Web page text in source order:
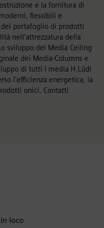
e la fornitura di
flessibili e
portafoglio di prodotti
nell'attrezzatura della
sviluppo del Media Ceiling
dei Media-Columns e
di tutti i media H.Lüdi
l'efficienza energetica, la
unici. Contatti
loco